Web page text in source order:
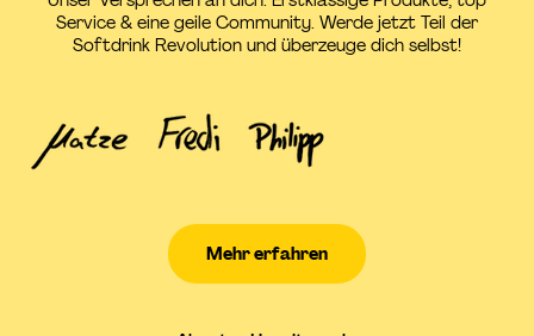
Service & eine geile Community. Werde jetzt Teil der
Softdrink Revolution und überzeuge dich selbst!
Mehr erfahren